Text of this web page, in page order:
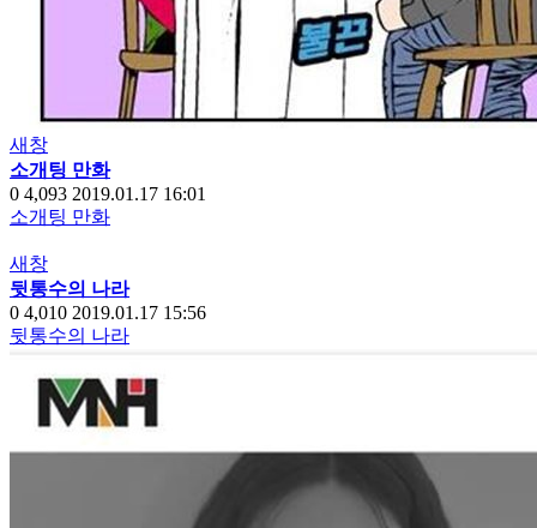
새창
소개팅 만화
0 4,093 2019.01.17 16:01
소개팅 만화
새창
뒷통수의 나라
0 4,010 2019.01.17 15:56
뒷통수의 나라